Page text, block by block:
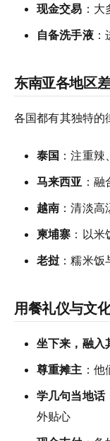
现金交易 ：
自备洗手液：
东南亚各地区
各国都有其独特的
泰国 ：注重
马来西亚 ：
越南 ：清淡
柬埔寨 ：以
老挝 ：糯米饭
用餐礼仪与文
坐下来，融入
尊重摊主 ：
学几句当地话
外贴心